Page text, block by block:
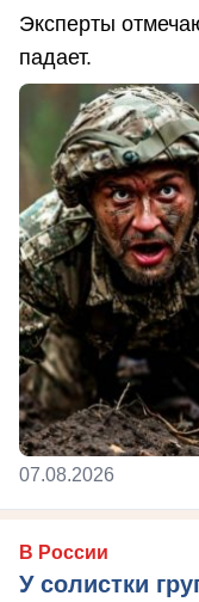
Эксперты
падает.
07.08.2026
В России
У солистки